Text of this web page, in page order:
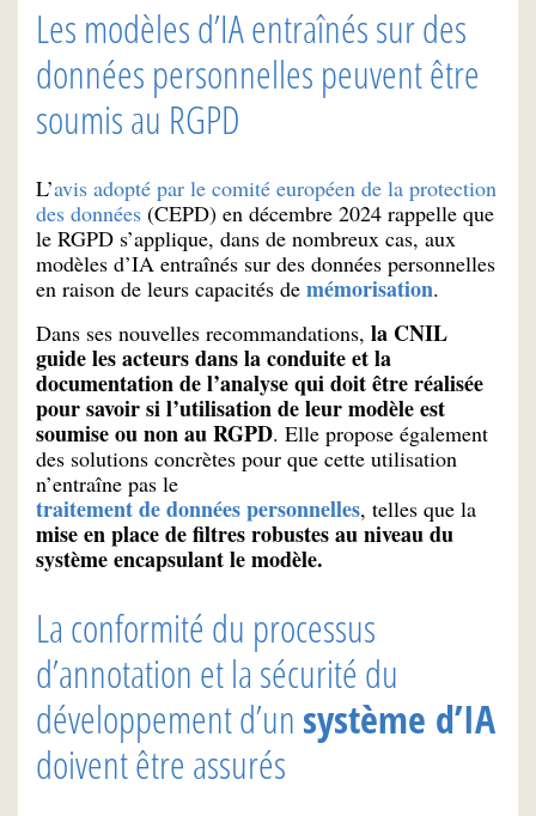
Les modèles d’IA entraînés sur des
données personnelles peuvent être
soumis au RGPD
L’avis adopté par le comité européen de la protection
des données (CEPD) en décembre 2024 rappelle que
le RGPD s’applique, dans de nombreux cas, aux
modèles d’IA entraînés sur des données personnelles
en raison de leurs capacités de mémorisation.
Dans ses nouvelles recommandations, la CNIL
guide les acteurs dans la conduite et la
documentation de l’analyse qui doit être réalisée
pour savoir si l’utilisation de leur modèle est
soumise ou non au RGPD. Elle propose également
des solutions concrètes pour que cette utilisation
n’entraîne pas le
traitement de données personnelles, telles que la
mise en place de filtres robustes au niveau du
système encapsulant le modèle.
La conformité du processus
d’annotation et la sécurité du
développement d’un système d’IA
doivent être assurés